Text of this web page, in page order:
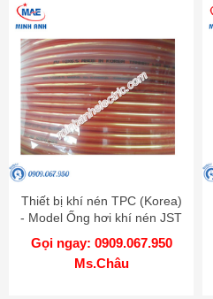
Thiết bị khí nén TPC (Korea)
- Model Ống hơi khí nén JST
1065 R 100
Gọi ngay: 0909.067.950
Ms.Châu